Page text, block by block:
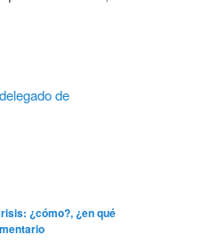
¿cómo?, ¿en qué